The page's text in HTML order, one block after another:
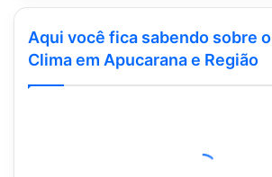
Aqui você fica sabendo sobre o
Clima em Apucarana e Região